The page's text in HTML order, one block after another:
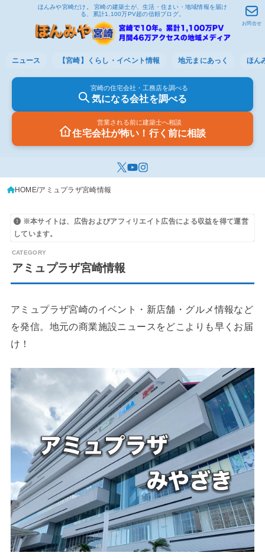
ほんみや宮崎だけ。 宮崎の建築士が、生活・住まい・地域情報を届け
る、累計1,100万PV超の信頼ブログ。
ニュース 【宮崎】くらし・イベント情報 地元まにあっく ほん
宮崎の住宅会社・工務店を調べる
気になる会社を調べる
営業される前に建築士へ相談
住宅会社が怖い！行く前に相談
お問合せ
HOME アミュプラザ宮崎情報
※本サイトは、広告およびアフィリエイト広告による収益を得て運営
しています。
アミュプラザ宮崎情報
アミュプラザ宮崎のイベント・新店舗・グルメ情報など
を発信。地元の商業施設ニュースをどこよりも早くお届
け！